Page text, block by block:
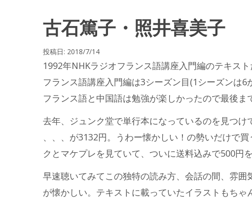
古石篤子・照井喜美子
投稿日: 2018/7/14
1992年NHKラジオフランス語講座入門編のテキスト
フランス語講座入門編は3シーズン目(1シーズンは6
フランス語と中国語は勉強が楽しかったので最後ま
去年、ジュンク堂で単行本になっているのを見つけ
、、、が3132円。うわー懐かしい！の勢いだけで
クとマケプレを見ていて、ついに送料込みで500円
早速聴いてみてこの独特の読み方、会話の間、雰囲
が懐かしい。テキストに載っていたイラストもちゃ